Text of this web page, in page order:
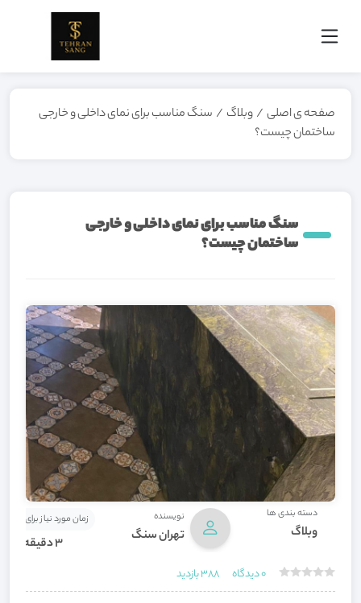
صفحه ی اصلی / وبلاگ / سنگ مناسب برای نمای داخلی و خارجی
ساختمان چیست؟
سنگ مناسب برای نمای داخلی و خارجی
ساختمان چیست؟
دسته بندی ها
وبلاگ
نویسنده
تهران سنگ
زمان مورد نیاز برای
3 دقیقه
0دیدگاه 388بازدید